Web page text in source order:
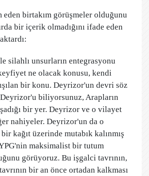
eden birtakım görüşmeler olduğunu
bir içerik olmadığını ifade eden
silahlı unsurların entegrasyonu
ne olacak konusu, kendi
bir konu. Deyrizor'un devri söz
biliyorsunuz, Arapların
bir yer. Deyrizor ve o vilayet
nahiyeler. Deyrizor'un da o
kağıt üzerinde mutabık kalınmış
maksimalist bir tutum
görüyoruz. Bu işgalci tavrının,
bir an önce ortadan kalkması